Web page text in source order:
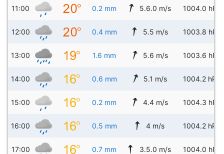
11:00 0.2 mm 5.6.0 m/s 1004.0 hPa
12:00 0.4 mm 5.5 m/s 1003.8 hPa
13:00 1.6 mm 5.6 m/s 1003.6 hPa
14:00 0.6 mm 5.1 m/s 1004.2 hPa
15:00 0.2 mm 4.4 m/s 1004.3 hPa
16:00 0.5 mm 4 m/s 1004.2 hPa
17:00 0.7 mm 3.5.0 m/s 1004.0 hPa